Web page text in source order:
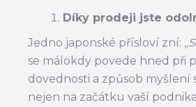
Díky prodeji jste
Jedno japonské přísloví zní:
se málokdy povede hned při
dovednosti a způsob
nejen na začátku vaší